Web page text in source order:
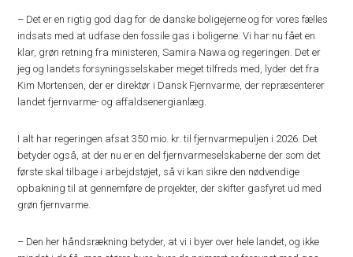
– Det er en rigtig god dag for de danske boligejerne og for vores fælles
indsats med at udfase den fossile gas i boligerne. Vi har nu fået en
klar, grøn retning fra ministeren, Samira Nawa og regeringen. Det er
jeg og landets forsyningsselskaber meget tilfreds med, lyder det fra
Kim Mortensen, der er direktør i Dansk Fjernvarme, der repræsenterer
landet fjernvarme- og affaldsenergianlæg.
I alt har regeringen afsat 350 mio. kr. til fjernvarmepuljen i 2026. Det
betyder også, at der nu er en del fjernvarmeselskaberne der som det
første skal tilbage i arbejdstøjet, så vi kan sikre den nødvendige
opbakning til at gennemføre de projekter, der skifter gasfyret ud med
grøn fjernvarme.
– Den her håndsrækning betyder, at vi i byer over hele landet, og ikke